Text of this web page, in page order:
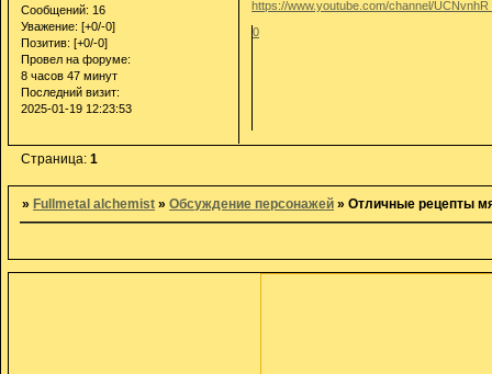
Сообщений: 16
Уважение: [+0/-0]
Позитив: [+0/-0]
Провел на форуме:
8 часов 47 минут
Последний визит:
2025-01-19 12:23:53
https://www.youtube.com/channel/
0
Страница:1
» Fullmetal alchemist »Обсуждение персонажей »Отличные рецепты